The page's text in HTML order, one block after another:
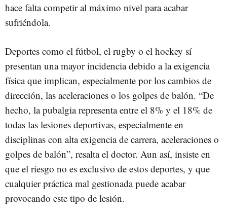
hace falta competir al máximo nivel para acabar
sufriéndola.
Deportes como el fútbol, el rugby o el hockey sí
presentan una mayor incidencia debido a la exigencia
física que implican, especialmente por los cambios de
dirección, las aceleraciones o los golpes de balón. “De
hecho, la pubalgia representa entre el 8% y el 18% de
todas las lesiones deportivas, especialmente en
disciplinas con alta exigencia de carrera, aceleraciones o
golpes de balón”, resalta el doctor. Aun así, insiste en
que el riesgo no es exclusivo de estos deportes, y que
cualquier práctica mal gestionada puede acabar
provocando este tipo de lesión.